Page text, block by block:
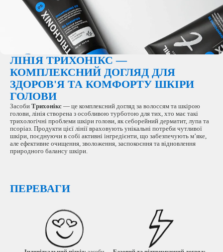
ЛІНІЯ ТРИХОНІКС —
КОМПЛЕКСНИЙ ДОГЛЯД ДЛЯ
ЗДОРОВ'Я ТА КОМФОРТУ ШКІРИ
ГОЛОВИ
Засоби Трихонікс — це комплексний догляд за волоссям та шкірою
голови, лінія створена з особливою турботою для тих, хто має такі
трихологічні проблеми шкіри голови, як себорейний дерматит, лупа та
псоріаз. Продукти цієї лінії враховують унікальні потреби чутливої
шкіри, поєднуючи в собі активні інгредієнти, що забезпечують м’яке,
але ефективне очищення, зволоження, заспокоєння та відновлення
природного балансу шкіри.
ПЕРЕВАГИ